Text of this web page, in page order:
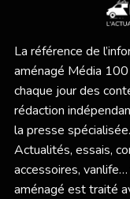
La référence de
aménagé Média
chaque jour des
rédaction
la presse spécialisée.
Actualités, essais,
accessoires,
aménagé est traité